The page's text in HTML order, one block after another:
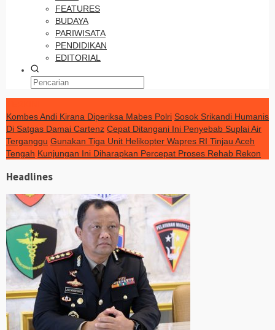
FEATURES
BUDAYA
PARIWISATA
PENDIDIKAN
EDITORIAL
Kombes Andi Kirana Diperiksa Mabes Polri Sosok Srikandi Humanis
Di Satgas Damai Cartenz Cepat Ditangani Ini Penyebab Suplai Air
Terganggu Gunakan Tiga Unit Helikopter Wapres RI Tinjau Aceh
Tengah Kunjungan Ini Diharapkan Percepat Proses Rehab Rekon
Headlines